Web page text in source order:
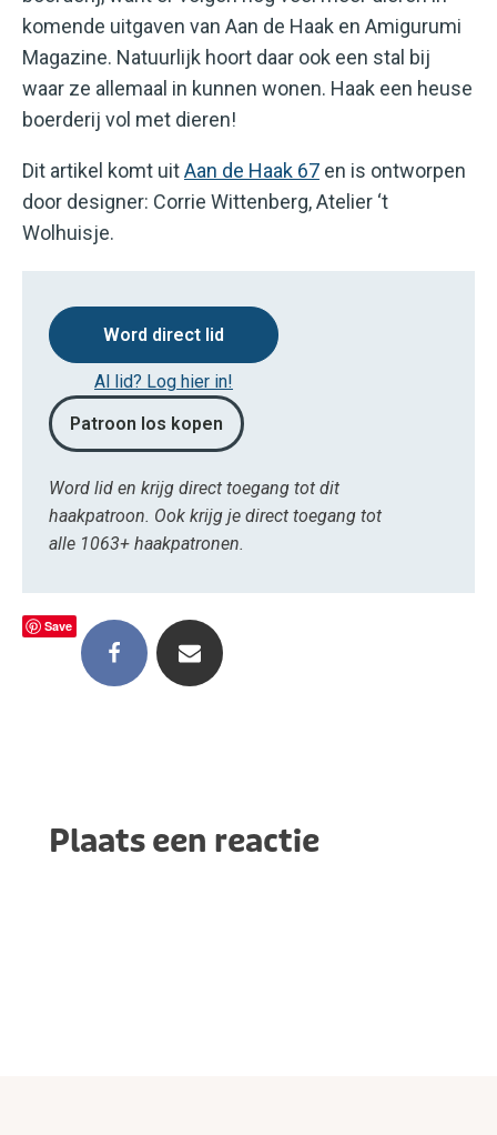
komende uitgaven van Aan de Haak en Amigurumi
Magazine. Natuurlijk hoort daar ook een stal bij
waar ze allemaal in kunnen wonen. Haak een heuse
boerderij vol met dieren!
Dit artikel komt uitAan de Haak 67 en is ontworpen
door designer: Corrie Wittenberg, Atelier ‘t
Wolhuisje.
Word direct lid
Al lid? Log hier in!
Patroon los kopen
Word lid en krijg direct toegang tot dit
haakpatroon. Ook krijg je direct toegang tot
alle 1063+ haakpatronen.
Save
Plaats een reactie